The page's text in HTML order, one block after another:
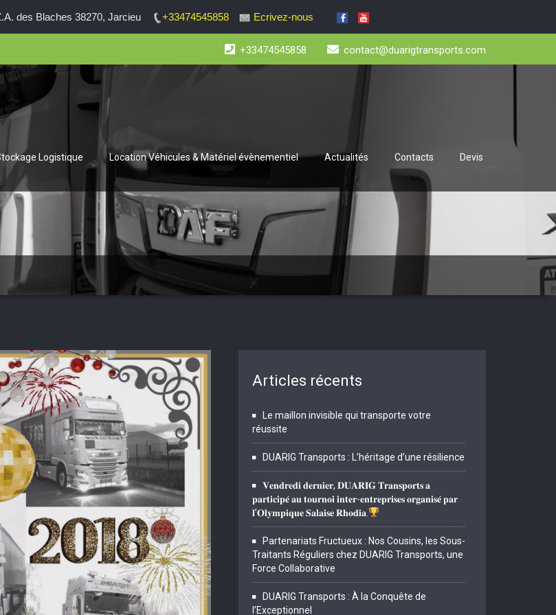
des Blaches 38270, Jarcieu +33474545858 Ecrivez-nous
+33474545858 contact@duarigtransports.com
Logistique Location Véhicules & Matériel évènementiel Actualités Contacts Devis
Articles récents
Le maillon invisible qui transporte votre
réussite
DUARIG Transports : L’héritage d’une résilience
𝐕𝐞𝐧𝐝𝐫𝐞𝐝𝐢 𝐝𝐞𝐫𝐧𝐢𝐞𝐫, 𝐃𝐔𝐀𝐑𝐈𝐆 𝐓𝐫𝐚𝐧𝐬𝐩𝐨𝐫𝐭𝐬 𝐚
𝐩𝐚𝐫𝐭𝐢𝐜𝐢𝐩𝐞́ 𝐚𝐮 𝐭𝐨𝐮𝐫𝐧𝐨𝐢 𝐢𝐧𝐭𝐞𝐫-𝐞𝐧𝐭𝐫𝐞𝐩𝐫𝐢𝐬𝐞𝐬 𝐨𝐫𝐠𝐚𝐧𝐢𝐬𝐞́ 𝐩𝐚𝐫
𝐥’𝐎𝐥𝐲𝐦𝐩𝐢𝐪𝐮𝐞 𝐒𝐚𝐥𝐚𝐢𝐬𝐞 𝐑𝐡𝐨𝐝𝐢𝐚.
Partenariats Fructueux : Nos Cousins, les Sous-
Traitants Réguliers chez DUARIG Transports, une
Force Collaborative
DUARIG Transports : À la Conquête de
l’Exceptionnel